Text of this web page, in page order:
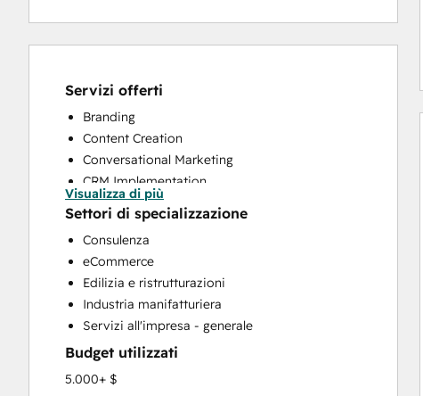
Servizi offerti
Branding
Content Creation
Conversational Marketing
CRM Implementation
CRM Migration
Custom API Integrations
Customer Marketing
Customer Success Training
Customer Survey and Analysis
Email Marketing
Full Inbound Marketing Services
Help Desk Implementation
HubSpot Onboarding
Visualizza di più
Settori di specializzazione
Consulenza
eCommerce
Edilizia e ristrutturazioni
Industria manifatturiera
Servizi all'impresa - generale
Budget utilizzati
5.000+ $